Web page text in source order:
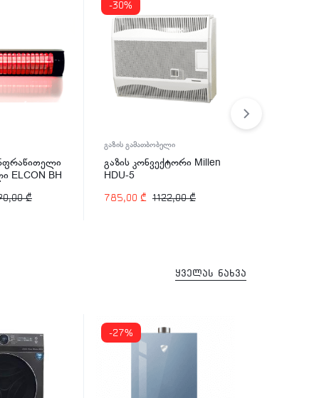
ELCON BH
₾
-30%
გაზის გამათბობელი
გაზის კონვექტორი Millen
HDU-5
1122,00₾
785,00 ₾
ყველას ნახვა
-27%